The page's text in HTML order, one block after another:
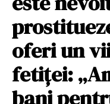
oferi un
fetiței:
bani